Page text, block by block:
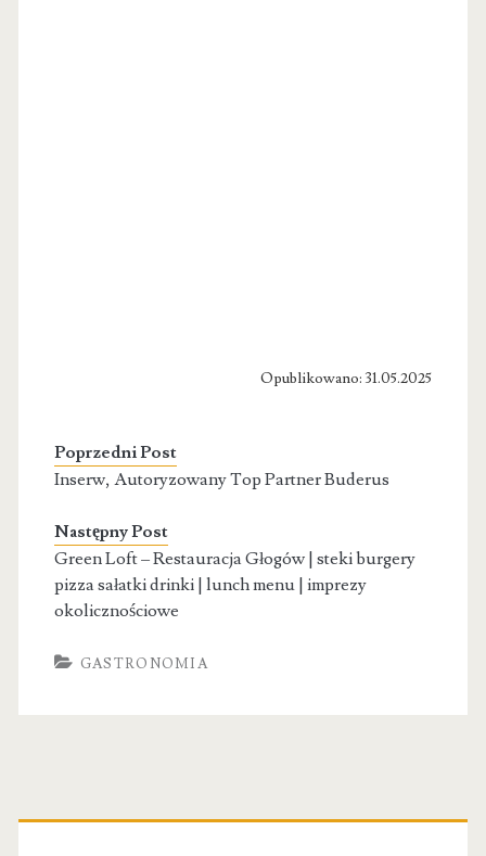
Opublikowano: 31.05.2025
Poprzedni Post
Inserw, Autoryzowany Top Partner Buderus
Następny Post
Green Loft – Restauracja Głogów | steki burgery
pizza sałatki drinki | lunch menu | imprezy
okolicznościowe
GASTRONOMIA
Primary